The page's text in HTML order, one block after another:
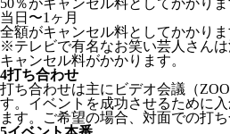
50％がキャンセル料としてかかりま
当日〜1ヶ月
全額がキャンセル料としてかかりま
※テレビで有名なお笑い芸人さん
キャンセル料がかかります。
4打ち合わせ
打ち合わせは主にビデオ会議（
す。イベントを成功させるために
ます。ご希望の場合、対面での打ち